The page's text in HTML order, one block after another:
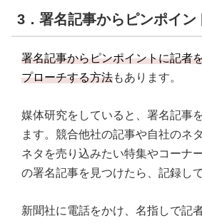
3．署名記事からピンポイン
署名記事からピンポイントに記者
プローチする方法もあります。
媒体研究をしていると、署名記事
ます。競合他社の記事や自社のネ
ネタを売り込みたい特集やコーナ
の署名記事を見つけたら、記録し
新聞社に電話をかけ、名指しで記